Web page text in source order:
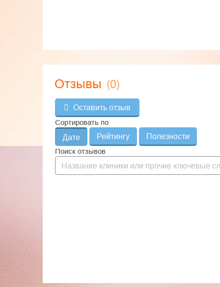
Отзывы (0)
Оставить отзыв
Сортировать по
Дате
Рейтингу
Полезности
Поиск отзывов